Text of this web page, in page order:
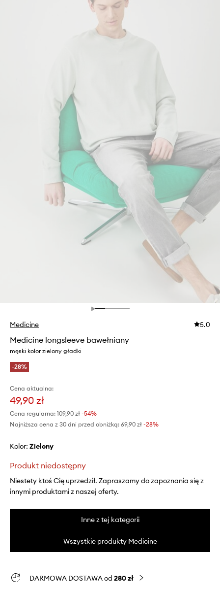
Medicine 5.0
Medicine longsleeve bawełniany
męski kolor zielony gładki
-28%
Cena aktualna:
49,90 zł
Cena regularna: 109,90 zł -54%
Najniższa cena z 30 dni przed obniżką: 69,90 zł -28%
Kolor: zielony
Produkt niedostępny
Niestety ktoś Cię uprzedził. Zapraszamy do zapoznania się z
innymi produktami z naszej oferty.
Inne z tej kategorii
Wszystkie produkty Medicine
DARMOWA DOSTAWA od 280 zł